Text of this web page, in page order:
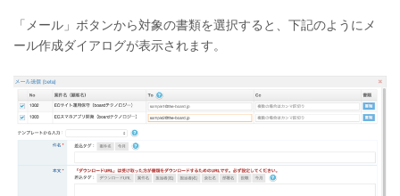
「メール」ボタンから対象の書類を選択すると、下記のようにメ
ール作成ダイアログが表示されます。